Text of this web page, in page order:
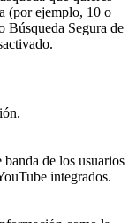
(por ejemplo, 10 o
Búsqueda Segura de
de los usuarios
integrados.